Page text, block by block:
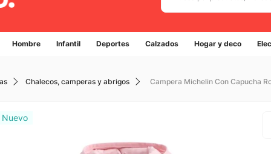
Hombre Infantil Deportes Calzados Hogar y deco
Chalecos, camperas y abrigos Campera Michelin Con Capucha
Términos más buscados